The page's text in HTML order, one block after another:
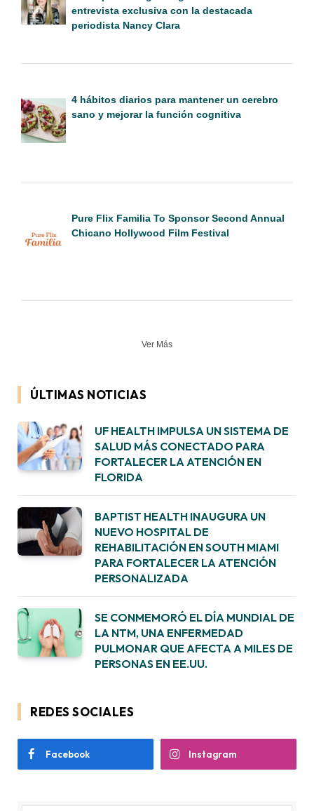
entrevista exclusiva con la destacada
periodista Nancy Clara
4 hábitos diarios para mantener un cerebro
sano y mejorar la función cognitiva
Pure Flix Familia To Sponsor Second Annual
Chicano Hollywood Film Festival
Ver Más
ÚLTIMAS NOTICIAS
UF HEALTH IMPULSA UN SISTEMA DE
SALUD MÁS CONECTADO PARA
FORTALECER LA ATENCIÓN EN
FLORIDA
BAPTIST HEALTH INAUGURA UN
NUEVO HOSPITAL DE
REHABILITACIÓN EN SOUTH MIAMI
PARA FORTALECER LA ATENCIÓN
PERSONALIZADA
SE CONMEMORÓ EL DÍA MUNDIAL DE
LA NTM, UNA ENFERMEDAD
PULMONAR QUE AFECTA A MILES DE
PERSONAS EN EE.UU.
REDES SOCIALES
Facebook Instagram